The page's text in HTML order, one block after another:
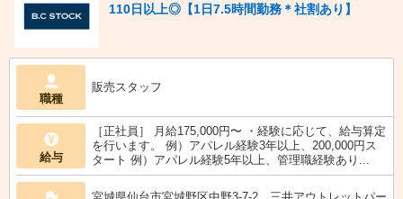
110日以上◎【1日7.5時間勤務＊社割あり】
職種
販売スタッフ
給与
［正社員］ 月給175,000円〜 ・経験に応じて、給与算定
を行います。 例）アパレル経験3年以上、200,000円ス
タート 例）アパレル経験5年以上、管理職経験あり...